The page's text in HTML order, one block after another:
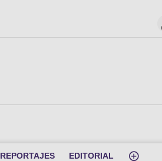
REPORTAJES EDITORIAL